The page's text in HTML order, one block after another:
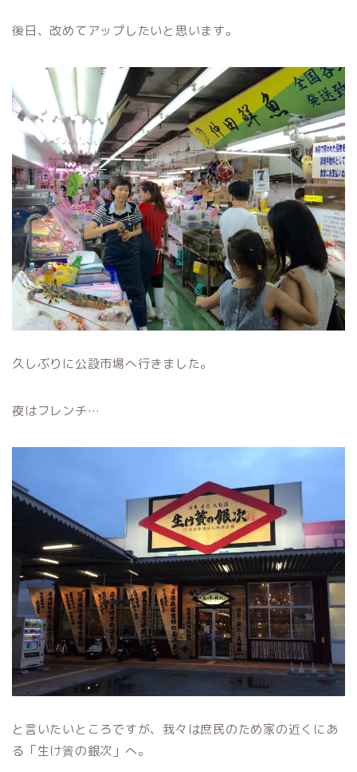
後日、改めてアップしたいと思います。
久しぶりに公設市場へ行きました。
夜はフレンチ…
と言いたいところですが、我々は庶民のため家の近くにあ
る「生け簀の銀次」へ。